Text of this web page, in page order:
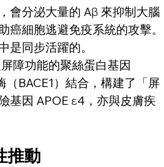
會分泌大量的 Aβ 來抑制大腦
細胞逃避免疫系統的攻擊。
是同步活躍的。
障功能的聚絲蛋白基因
（BACE1）結合，構建了「屏
基因 APOE ε4，亦與皮膚疾
推動